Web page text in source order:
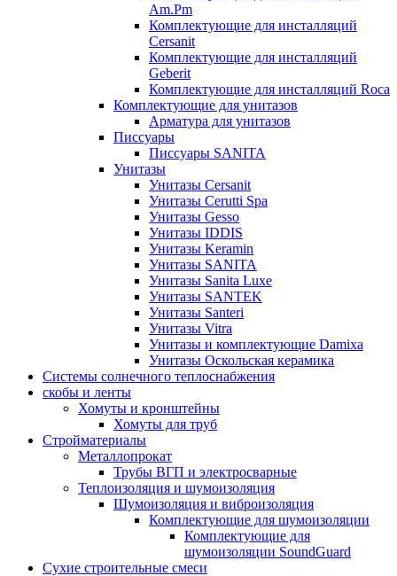
Am.Pm
Комплектующие для инсталляций
Cersanit
Комплектующие для инсталляций
Geberit
Комплектующие для инсталляций Roca
Комплектующие для унитазов
Арматура для унитазов
Писсуары
Писсуары SANITA
Унитазы
Унитазы Cersanit
Унитазы Cerutti Spa
Унитазы Gesso
Унитазы IDDIS
Унитазы Keramin
Унитазы SANITA
Унитазы Sanita Luxe
Унитазы SANTEK
Унитазы Santeri
Унитазы Vitra
Унитазы и комплектующие Damixa
Унитазы Оскольская керамика
Системы солнечного теплоснабжения
скобы и ленты
Хомуты и кронштейны
Хомуты для труб
Стройматериалы
Металлопрокат
Трубы ВГП и электросварные
Теплоизоляция и шумоизоляция
Шумоизоляция и виброизоляция
Комплектующие для шумоизоляции
Комплектующие для
шумоизоляции SoundGuard
Сухие строительные смеси